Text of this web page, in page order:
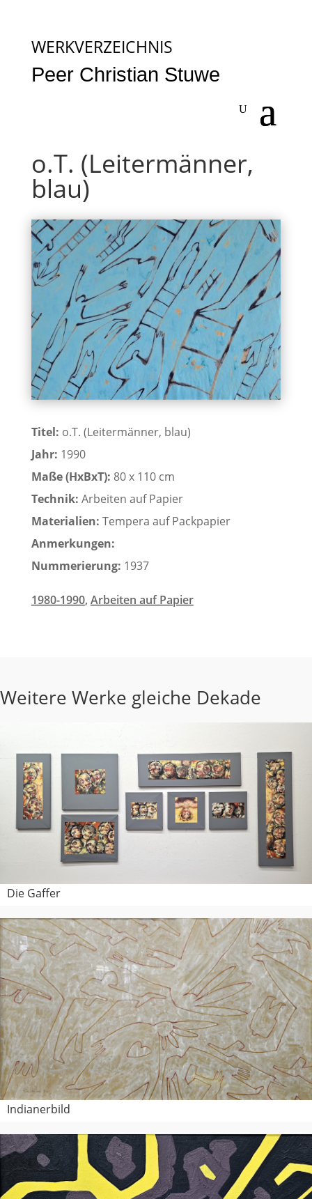
WERKVERZEICHNIS
Peer Christian Stuwe
o.T. (Leitermänner,
blau)
Titel: o.T. (Leitermänner, blau)
Jahr: 1990
Maße (HxBxT): 80 x 110 cm
Technik: Arbeiten auf Papier
Materialien: Tempera auf Packpapier
Anmerkungen:
Nummerierung: 1937
1980-1990, Arbeiten auf Papier
Weitere Werke gleiche Dekade
Die Gaffer
Indianerbild